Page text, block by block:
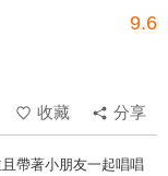
9.6
收藏
分享
帶著小朋友一起唱唱